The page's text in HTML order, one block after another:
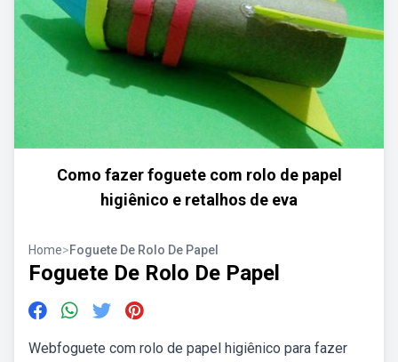
Como fazer foguete com rolo de papel
higiênico e retalhos de eva
Home>Foguete De Rolo De Papel
Foguete De Rolo De Papel
Webfoguete com rolo de papel higiênico para fazer